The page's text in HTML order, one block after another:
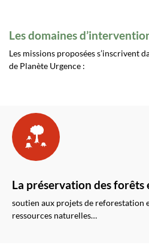
Les domaines
Les missions proposées s’inscrivent
de Planète Urgence :
La préservation des forêts
soutien aux projets de reforestation
ressources naturelles…